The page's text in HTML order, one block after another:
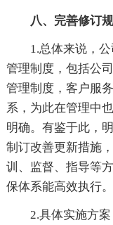
八、完善修订
1.总体来说，
管理制度，包括公
管理制度，客户服
系，为此在管理中
明确。有鉴于此，
制订改善更新措施
训、监督、指导等
保体系能高效执行。
2.具体实施方案